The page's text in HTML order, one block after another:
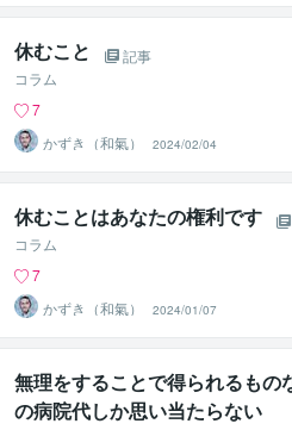
休むこと
記事
コラム
7
かずき（和氣）
2024/02/04
休むことはあなたの権利です
コラム
7
かずき（和氣）
2024/01/07
無理をすることで得られるもの
の病院代しか思い当たらない